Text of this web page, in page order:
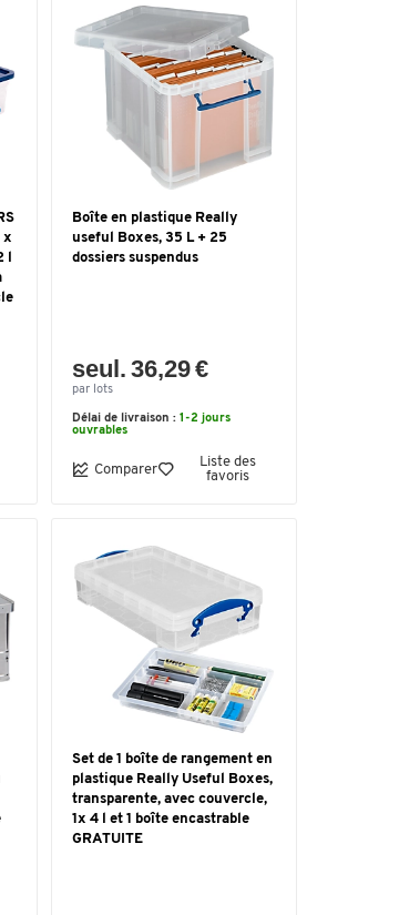
x
l
Boîte en plastique Really
useful Boxes, 35 L + 25
dossiers suspendus
seul. 36,29 €
par lots
Délai de livraison : 1-2 jours
ouvrables
Comparer
Liste des
favoris
Set de 1 boîte de rangement en
plastique Really Useful Boxes,
transparente, avec couvercle,
1x 4 l et 1 boîte encastrable
GRATUITE